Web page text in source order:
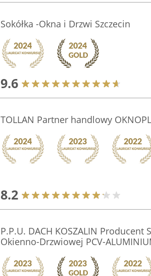
Sokółka -Okna i Drzwi Szczecin
9.6
TOLLAN Partner handlowy
8.2
P.P.U. DACH KOSZALIN Producent
Okienno-Drzwiowej PCV-